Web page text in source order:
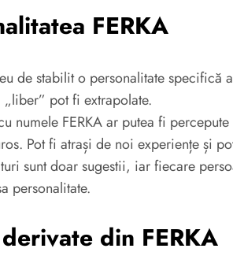
FERKA
de stabilit o personalitate specifică
pot fi extrapolate.
numele FERKA ar putea fi
Pot fi atrași de noi experiențe și
sunt doar sugestii, iar fiecare
personalitate.
din FERKA